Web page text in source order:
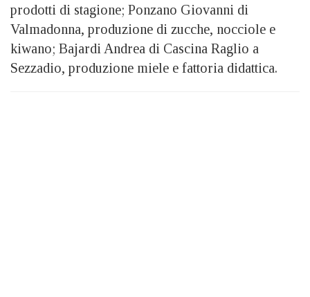
prodotti di stagione; Ponzano Giovanni di
Valmadonna, produzione di zucche, nocciole e
kiwano; Bajardi Andrea di Cascina Raglio a
Sezzadio, produzione miele e fattoria didattica.